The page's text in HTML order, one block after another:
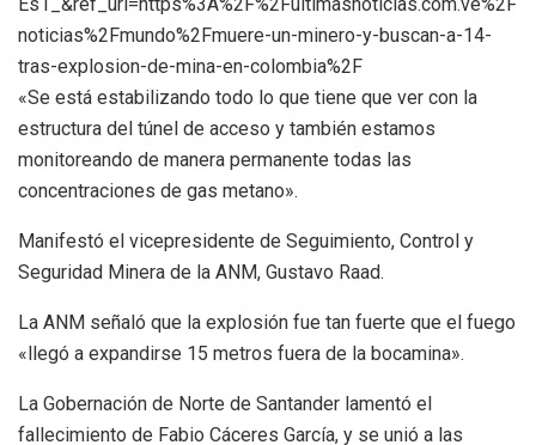
noticias%2Fmundo%2Fmuere-un-minero-y-buscan-a-14-
tras-explosion-de-mina-en-colombia%2F
«Se está estabilizando todo lo que tiene que ver con la
estructura del túnel de acceso y también estamos
monitoreando de manera permanente todas las
concentraciones de gas metano».
Manifestó el vicepresidente de Seguimiento, Control y
Seguridad Minera de la ANM, Gustavo Raad.
La ANM señaló que la explosión fue tan fuerte que el fuego
«llegó a expandirse 15 metros fuera de la bocamina».
La Gobernación de Norte de Santander lamentó el
fallecimiento de Fabio Cáceres García, y se unió a las